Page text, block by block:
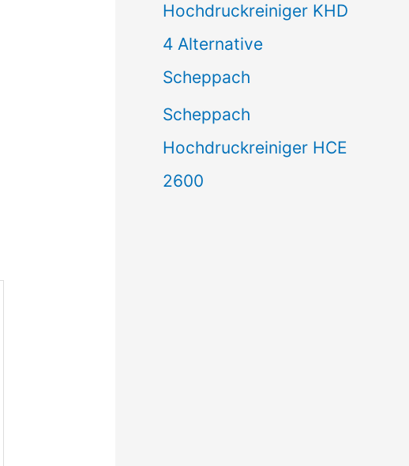
Hochdruckreiniger KHD
4 Alternative
Scheppach
Scheppach
Hochdruckreiniger HCE
2600